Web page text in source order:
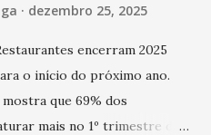
dezembro 25, 2025
encerram 2025
o início do próximo ano.
que 69% dos
mais no 1º trimestre de